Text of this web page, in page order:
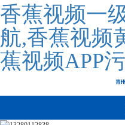
香蕉视频一
航,香蕉视频
蕉视频APP